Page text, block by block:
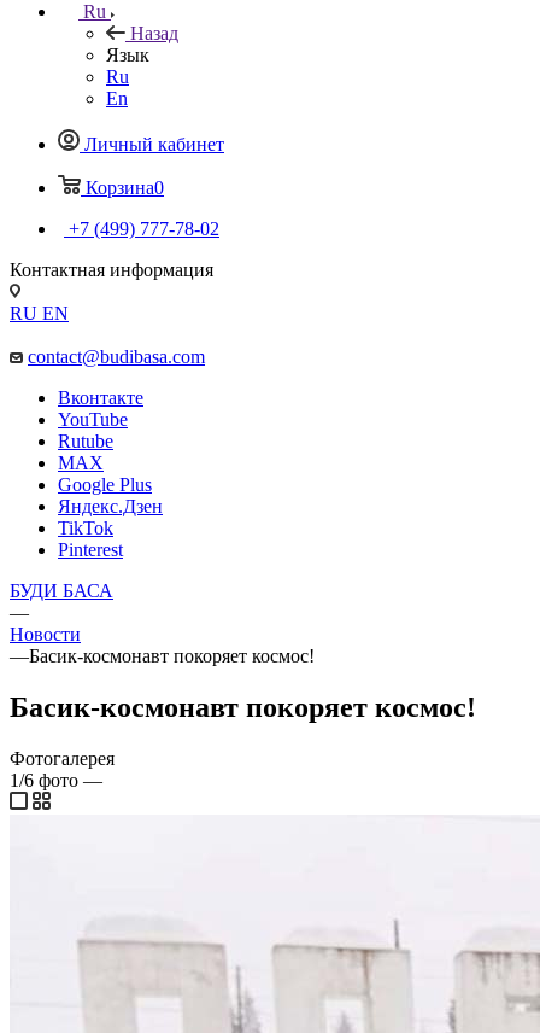
Ru
Назад
Язык
Ru
En
Личный кабинет
Корзина0
+7 (499) 777-78-02
Контактная информация
RU EN
contact@budibasa.com
Вконтакте
YouTube
Rutube
MAX
Google Plus
Яндекс.Дзен
TikTok
Pinterest
БУДИ БАСА
—
Новости
—Басик-космонавт покоряет космос!
Басик-космонавт покоряет космос!
Фотогалерея
1/6 фото —